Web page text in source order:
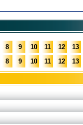
8 9 10 11 12 13
8 9 10 11 12 13